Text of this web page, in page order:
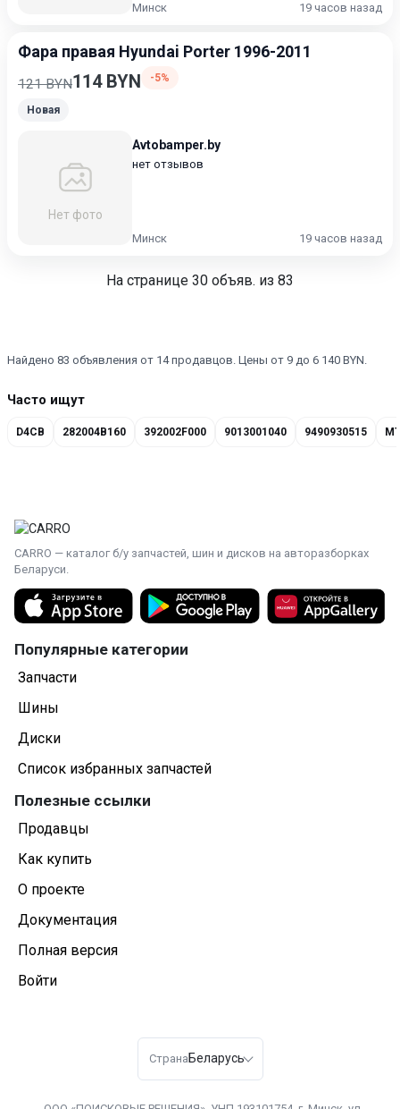
Минск 19 часов назад
Фара правая Hyundai Porter 1996-2011
121 BYN114 BYN -5%
Новая
Нет фото
Avtobamper.by
нет отзывов
Минск 19 часов назад
На странице 30 объяв. из 83
Найдено 83 объявления от 14 продавцов. Цены от 9 до 6 140 BYN.
Часто ищут
D4CB 282004B160 392002F000 9013001040 9490930515
CARRO — каталог б/у запчастей, шин и дисков на авторазборках
Беларуси.
Популярные категории
Запчасти
Шины
Диски
Список избранных запчастей
Полезные ссылки
Продавцы
Как купить
О проекте
Документация
Полная версия
Войти
Страна Беларусь